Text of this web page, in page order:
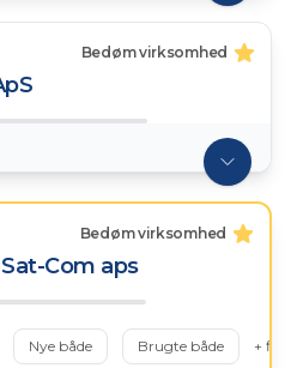
Bedøm virksomhed
Bedøm virksomhed
Com aps
Nye både Brugte både +